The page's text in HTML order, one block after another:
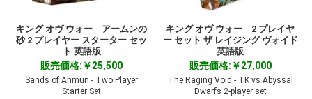
キング オヴ ウォー アームンの
砂 2 プレイヤー スターター セッ
ト 英語版
販売価格:￥25,500
Sands of Ahmun - Two Player
Starter Set
キング オヴ ウォー 2 プレイヤ
ー セット ザ レイジング ヴォイド
英語版
販売価格:￥27,000
The Raging Void - TK vs Abyssal
Dwarfs 2-player set